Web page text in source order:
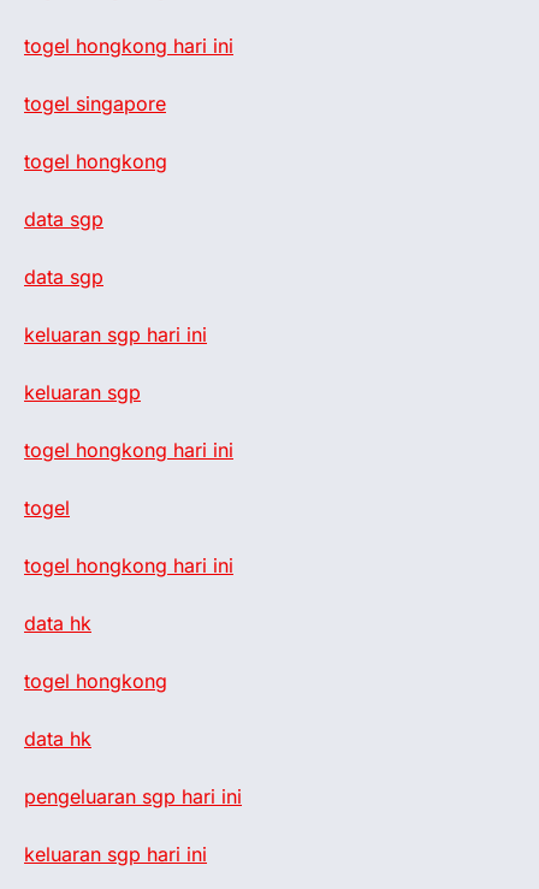
togel hongkong hari ini
togel singapore
togel hongkong
data sgp
data sgp
keluaran sgp hari ini
keluaran sgp
togel hongkong hari ini
togel
togel hongkong hari ini
data hk
togel hongkong
data hk
pengeluaran sgp hari ini
keluaran sgp hari ini